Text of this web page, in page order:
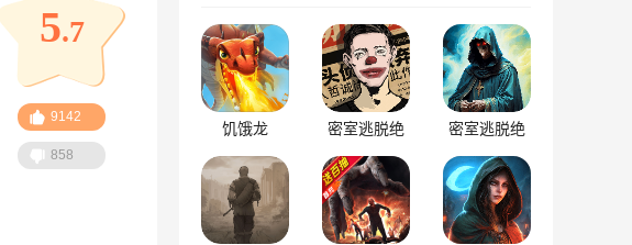
5.7
9142
858
饥饿龙
密室逃脱绝
乐园
密室逃脱绝
古城